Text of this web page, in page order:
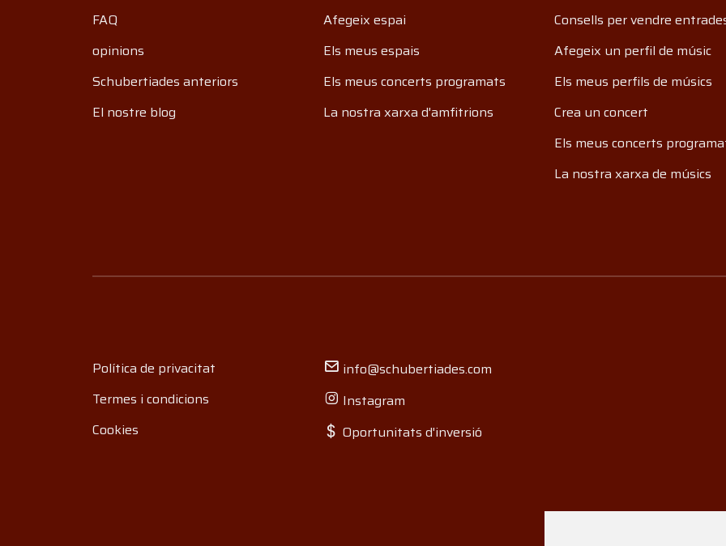
FAQ
opinions
Schubertiades anteriors
El nostre blog
Afegeix espai
Els meus espais
Els meus concerts programats
La nostra xarxa d'amfitrions
Consells per vendre
Afegeix un perfil de músic
Els meus perfils de músics
Crea un concert
Els meus concerts
La nostra xarxa de músics
Política de privacitat
Termes i condicions
Cookies
info@schubertiades.com
Instagram
Oportunitats d'inversió